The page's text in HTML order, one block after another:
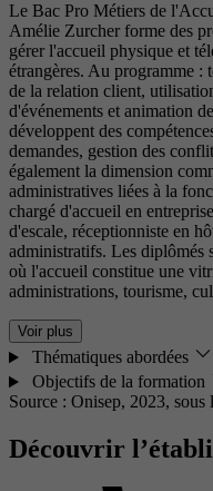
Le Bac Pro Métiers de
Amélie Zurcher forme des
gérer l'accueil physique et
étrangères. Au programme :
de la relation client,
d'événements et animation
développent des
demandes, gestion des
également la dimension
administratives liées à la
chargé d'accueil en
d'escale, réceptionniste en
administratifs. Les diplômés
où l'accueil constitue une
administrations, tourisme,
Voir plus
Thématiques abordées
Objectifs de la formation
Source : Onisep, 2023, sous
Découvrir